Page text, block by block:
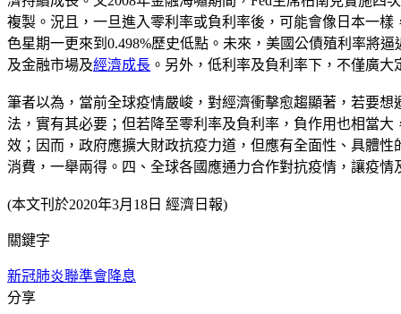
複製。況且，一旦進入零利率或負利率後，可能會像日本一
色星期一更來到0.498%歷史低點。未來，美國公債殖利率將
及金融市場及經濟成長 。另外，低利率及負利率下，不僅廣
筆者以為，當前全球疫情嚴峻，對經濟衝擊愈趨顯著，若要
法，實有其必要；但若降至零利率及負利率，負作用也相當
效；因而，政府應擴大財政抗疫力道，但應有全面性、具體
消費，一舉兩得。四、全球各國應通力合作對抗疫情，讓疫
(本文刊於2020年3月18日 經濟日報)
關鍵字
新冠肺炎聯準會降息
分享